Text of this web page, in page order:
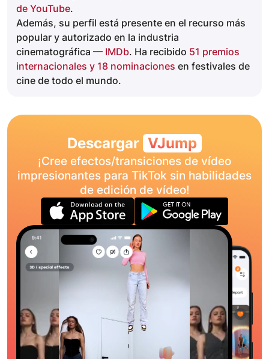
de YouTube.
Además, su perfil está presente en el recurso más
popular y autorizado en la industria
cinematográfica — IMDb. Ha recibido 51 premios
internacionales y 18 nominaciones en festivales de
cine de todo el mundo.
Descargar VJump
¡Cree efectos/transiciones de vídeo
impresionantes para TikTok sin habilidades
de edición de vídeo!